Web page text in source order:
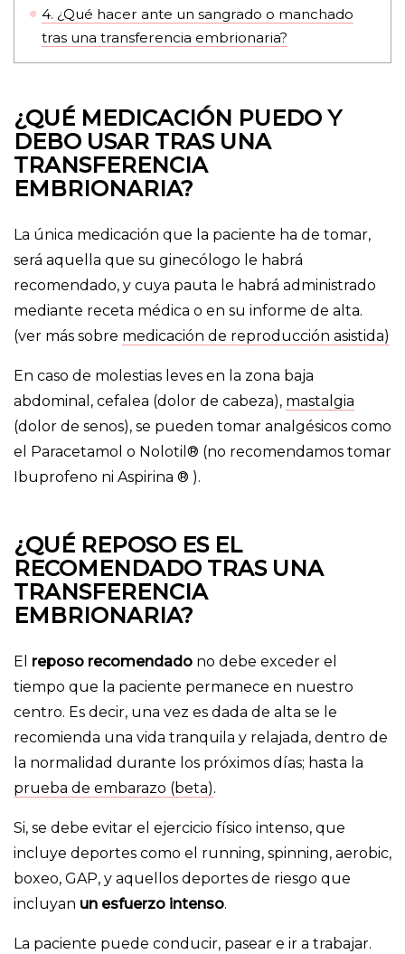
4. ¿Qué hacer ante un sangrado o manchado
tras una transferencia embrionaria?
¿QUÉ MEDICACIÓN PUEDO Y
DEBO USAR TRAS UNA
TRANSFERENCIA
EMBRIONARIA?
La única medicación que la paciente ha de tomar,
será aquella que su ginecólogo le habrá
recomendado, y cuya pauta le habrá administrado
mediante receta médica o en su informe de alta.
(ver más sobre medicación de reproducción asistida)
En caso de molestias leves en la zona baja
abdominal, cefalea (dolor de cabeza), mastalgia
(dolor de senos), se pueden tomar analgésicos como
el Paracetamol o Nolotil® (no recomendamos tomar
Ibuprofeno ni Aspirina ® ).
¿QUÉ REPOSO ES EL
RECOMENDADO TRAS UNA
TRANSFERENCIA
EMBRIONARIA?
El reposo recomendado no debe exceder el
tiempo que la paciente permanece en nuestro
centro. Es decir, una vez es dada de alta se le
recomienda una vida tranquila y relajada, dentro de
la normalidad durante los próximos días; hasta la
prueba de embarazo (beta).
Si, se debe evitar el ejercicio físico intenso, que
incluye deportes como el running, spinning, aerobic,
boxeo, GAP, y aquellos deportes de riesgo que
incluyan un esfuerzo intenso.
La paciente puede conducir, pasear e ir a trabajar.